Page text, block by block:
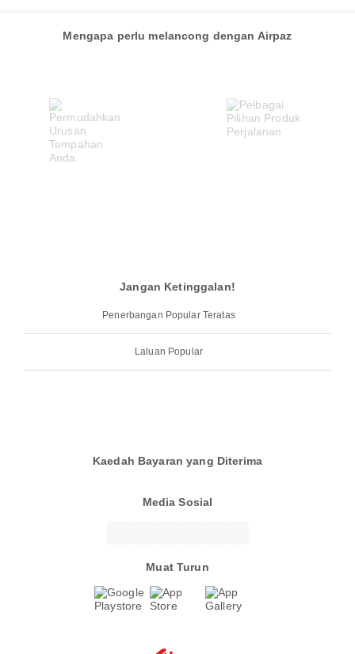
Mengapa perlu melancong dengan Airpaz
Jangan Ketinggalan!
Penerbangan Popular Teratas
Laluan Popular
Kaedah Bayaran yang Diterima
Media Sosial
Muat Turun